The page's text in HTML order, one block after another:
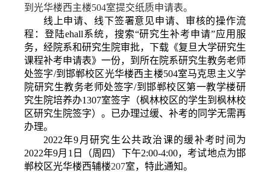
到光华楼西主楼504室提交纸质申请表。
线上申请、线下签署意见申请、审核的操作流
程：登陆ehall系统，搜索“研究生补考申请”应用服
务，经院系和研究生院审批，下载《复旦大学研究生
课程补考申请表》一份，到所在院系研究生教务老师
处签字/到邯郸校区光华楼西主楼504室马克思主义学
院研究生教务老师处签字/到邯郸校区第一教学楼研
究生院培养办1307室签字（枫林校区的学生到枫林校
区研究生院签字）。已办理过缓、补考的同学无需再
办理。
2022年9 月研究生公共政治课的缓补考时间为
2022年9月 1 日（周四）下午2:00-4:00，考试地点为邯
郸校区光华楼西辅楼207室，特此通知。